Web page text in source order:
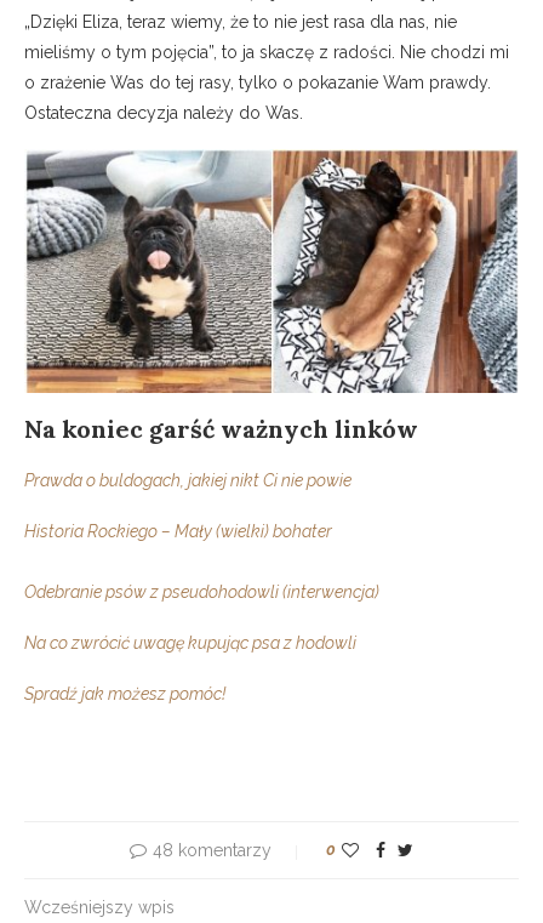
„Dzięki Eliza, teraz wiemy, że to nie jest rasa dla nas, nie
mieliśmy o tym pojęcia”, to ja skaczę z radości. Nie chodzi mi
o zrażenie Was do tej rasy, tylko o pokazanie Wam prawdy.
Ostateczna decyzja należy do Was.
Na koniec garść ważnych linków
Prawda o buldogach, jakiej nikt Ci nie powie
Historia Rockiego – Mały (wielki) bohater
Odebranie psów z pseudohodowli (interwencja)
Na co zwrócić uwagę kupując psa z hodowli
Spradź jak możesz pomóc!
48 komentarzy 0
Wcześniejszy wpis